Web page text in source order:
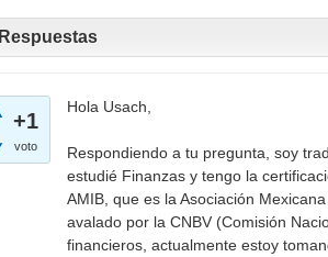
Respuestas
+1
voto
Hola Usach,
Respondiendo a tu pregunta, soy
estudié Finanzas y tengo la
AMIB, que es la Asociación
avalado por la CNBV (Comisión
financieros, actualmente estoy